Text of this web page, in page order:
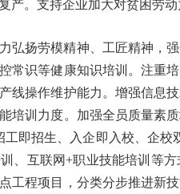
产。支持企业加大对贫困
弘扬劳模精神、工匠精神，
常识等健康知识培训。注重
线操作维护能力。增强信息
培训力度。加强全员质量素
工即招生、入企即入校、企
、互联网+职业技能培训等
工程项目，分类分步推进新